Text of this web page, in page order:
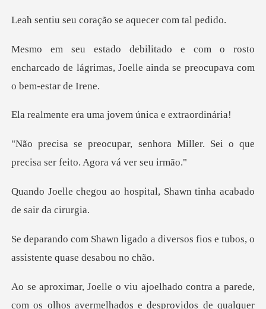
oração se aquecer
osto
encharcado de lágrimas, Joelle aind
uma jovem única
ra Miller. Sei o que
precisa ser
ospital, Shawn tinha acab
a diversos fios e tubos, o
ass
contra a parede,
com os olhos avermelh